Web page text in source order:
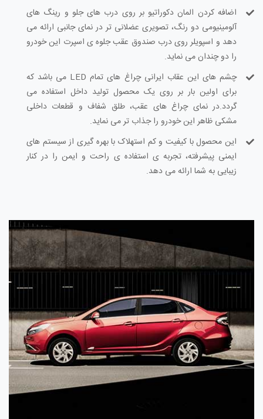
اضافه کردن المان دکوراتیو بر روی درب های جلو و رینگ های
آلومینیومی دو رنگ، تصویری عضلانی تر در نمای جانبی ارائه می
دهد و اسپویلر روی درب صندوق عقب جلوه ی اسپرت این خودرو
را دو چندان می نماید.
چشم های این عقاب ایرانی چراغ های تمام LED می باشد که
برای اولین بار بر روی یک محصول تولید داخل استفاده می
گردد.در نمای چراغ های عقب، طلق شفاف و قطعات داخلی
مشکی ظاهر این خودرو را جذاب تر می نماید.
این محصول با کیفیت و کم استهلاک با بهره گیری از سیستم های
ایمنی پیشرفته، تجربه ی استفاده ی راحت و ایمن را در کنار
زیبایی به شما ارائه می دهد.